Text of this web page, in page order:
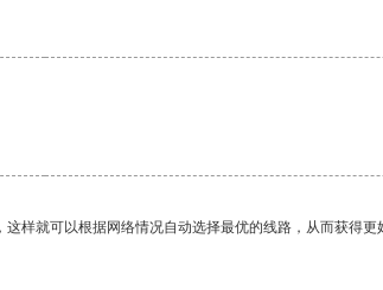
样就可以根据网络情况自动选择最优的线路，从而获得更